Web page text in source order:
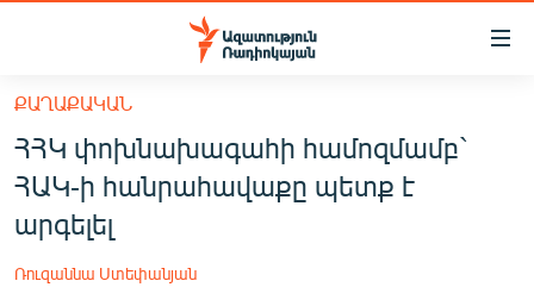
Մատչելիության
հիմնական
բովանդակությանը
Անցնել
հիմնական
մենյուին
ՀԱՅԱՍՏԱՆ
ՔԱՂԱՔԱԿԱՆ
ՔԱՂԱՔԱԿԱՆ
ՀՀԿ փոխնախագահի համոզմամբ`
ՀԱԿ-ի հանրահավաքը պետք է
արգելել
Ռուզաննա Ստեփանյան